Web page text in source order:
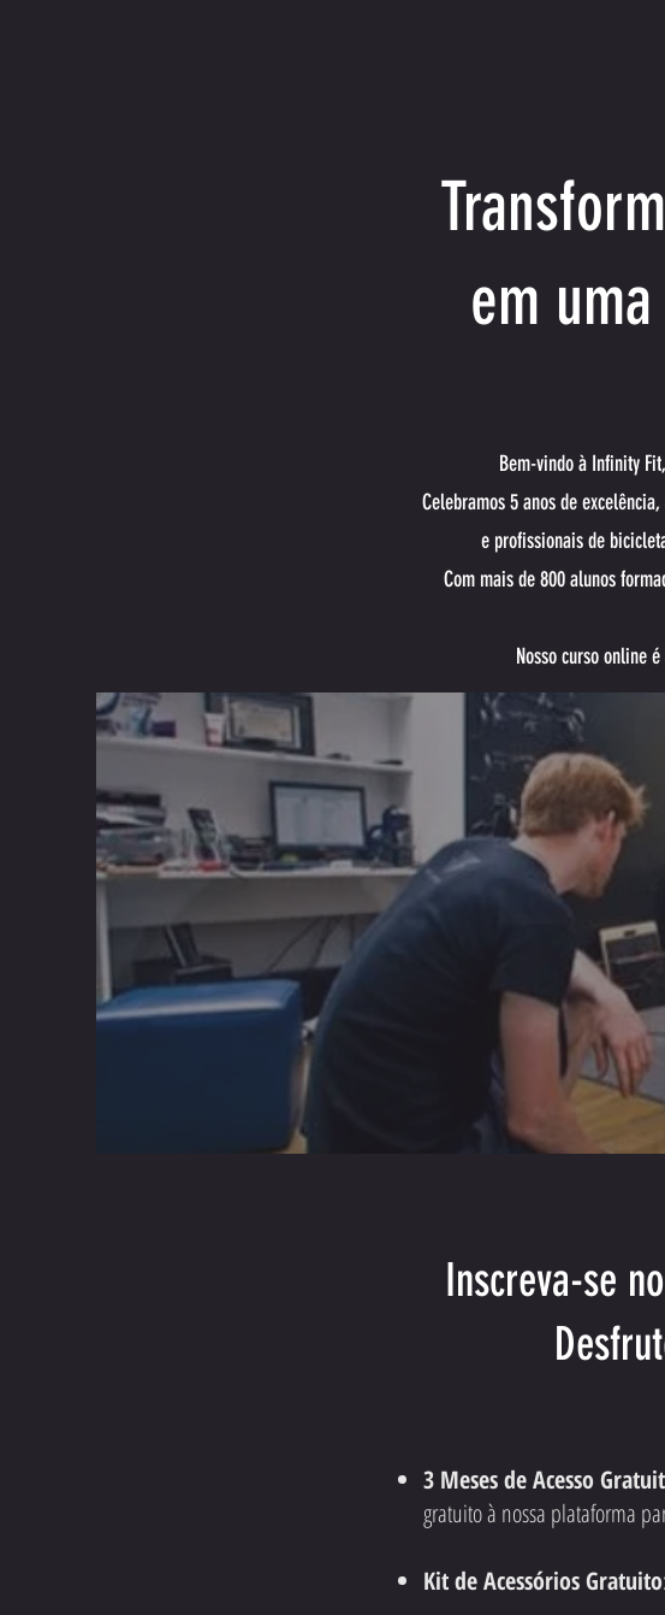
em
Bem-vindo à Infinity
Celebramos 5 anos de
e profissionais de
Com mais de 800 alunos
Nosso curso online
Inscreva-se
3 Meses de Acesso
gratuito à nossa plataforma
Kit de Acessórios Gratuito